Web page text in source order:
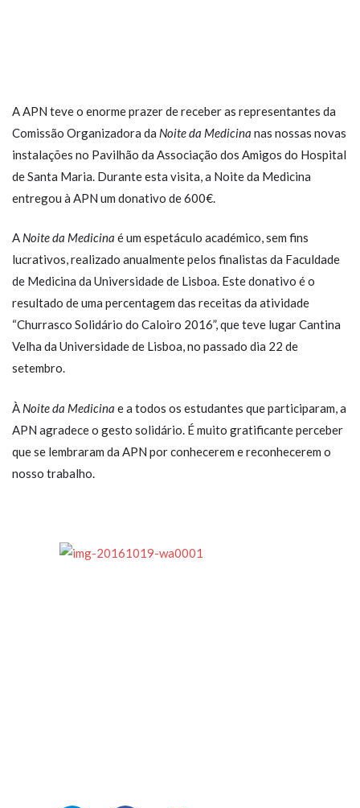
A APN teve o enorme prazer de receber as representantes da
Comissão Organizadora da Noite da Medicina nas nossas novas
instalações no Pavilhão da Associação dos Amigos do Hospital
de Santa Maria. Durante esta visita, a Noite da Medicina
entregou à APN um donativo de 600€.
A Noite da Medicina é um espetáculo académico, sem fins
lucrativos, realizado anualmente pelos finalistas da Faculdade
de Medicina da Universidade de Lisboa. Este donativo é o
resultado de uma percentagem das receitas da atividade
“Churrasco Solidário do Caloiro 2016”, que teve lugar Cantina
Velha da Universidade de Lisboa, no passado dia 22 de
setembro.
À Noite da Medicina e a todos os estudantes que participaram, a
APN agradece o gesto solidário. É muito gratificante perceber
que se lembraram da APN por conhecerem e reconhecerem o
nosso trabalho.